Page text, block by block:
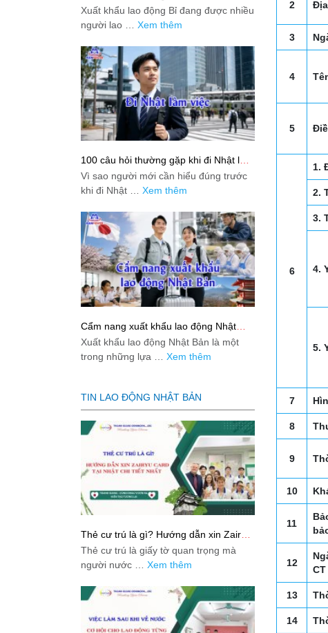
2
3
4
5
6
1.
2.
3.
4.
5.
7
8
9
10
11
12
CT
13
14
phí, mức lương và quy trình chuẩn cho
người lao động
Xuất khẩu lao động Bỉ đang được nhiều
người lao … Xem thêm
100 câu hỏi thường gặp khi đi Nhật làm
việc: Giải đáp thật dễ hiểu cho người
mới bắt đầu
Vì sao người mới cần hiểu đúng trước
khi đi Nhật … Xem thêm
Cẩm nang xuất khẩu lao động Nhật
Bản từ A-Z
Xuất khẩu lao động Nhật Bản là một
trong những lựa … Xem thêm
TIN LAO ĐỘNG NHẬT BẢN
Thẻ cư trú là gì? Hướng dẫn xin Zairyu
Card tại Nhật chi tiết nhất
Thẻ cư trú là giấy tờ quan trọng mà
người nước … Xem thêm